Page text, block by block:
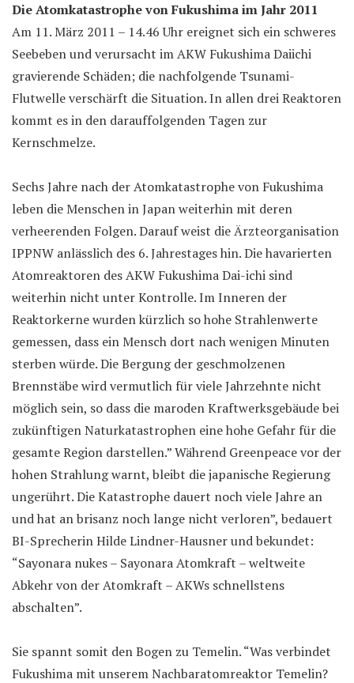
Die Atomkatastrophe von Fukushima im Jahr 2011
Am 11. März 2011 – 14.46 Uhr ereignet sich ein schweres
Seebeben und verursacht im AKW Fukushima Daiichi
gravierende Schäden; die nachfolgende Tsunami-
Flutwelle verschärft die Situation. In allen drei Reaktoren
kommt es in den darauffolgenden Tagen zur
Kernschmelze.
Sechs Jahre nach der Atomkatastrophe von Fukushima
leben die Menschen in Japan weiterhin mit deren
verheerenden Folgen. Darauf weist die Ärzteorganisation
IPPNW anlässlich des 6. Jahrestages hin. Die havarierten
Atomreaktoren des AKW Fukushima Dai-ichi sind
weiterhin nicht unter Kontrolle. Im Inneren der
Reaktorkerne wurden kürzlich so hohe Strahlenwerte
gemessen, dass ein Mensch dort nach wenigen Minuten
sterben würde. Die Bergung der geschmolzenen
Brennstäbe wird vermutlich für viele Jahrzehnte nicht
möglich sein, so dass die maroden Kraftwerksgebäude bei
zukünftigen Naturkatastrophen eine hohe Gefahr für die
gesamte Region darstellen.” Während Greenpeace vor der
hohen Strahlung warnt, bleibt die japanische Regierung
ungerührt. Die Katastrophe dauert noch viele Jahre an
und hat an brisanz noch lange nicht verloren”, bedauert
BI-Sprecherin Hilde Lindner-Hausner und bekundet:
“Sayonara nukes – Sayonara Atomkraft – weltweite
Abkehr von der Atomkraft – AKWs schnellstens
abschalten”.
Sie spannt somit den Bogen zu Temelin. “Was verbindet
Fukushima mit unserem Nachbaratomreaktor Temelin?